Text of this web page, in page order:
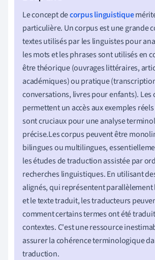
Le concept decorpus linguistique
particulière. Un corpus est une grande
textes utilisés par les linguistes pour
les mots et les phrases sont utilisés en
être théorique (ouvrages littéraires,
académiques) ou pratique
conversations, livres pour enfants). Les
permettent un accès aux exemples
sont cruciaux pour une analyse
précise.Les corpus peuvent être
bilingues ou multilingues,
les études de traduction assistée par
recherches linguistiques. En utilisant
alignés, qui représentent parallèlement
et le texte traduit, les traducteurs
comment certains termes ont été
contextes. C'est une ressource
assurer la cohérence terminologique
traduction.